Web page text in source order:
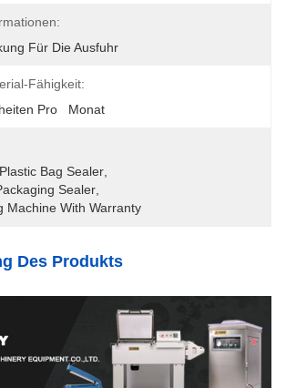
Für Die Ausfuhr
Fähigkeit:
Pro   Monat
Bag Sealer
Sealer
Machine With Warranty
Des Produkts